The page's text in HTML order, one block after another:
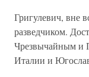
Григулевич, вне
разведчиком.
Чрезвычайным и
Италии и